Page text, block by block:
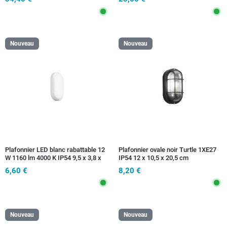
réfléchissant en polycarbonate
Nouveau
Plafonnier LED blanc rabattable 12
W 1160 lm 4000 K IP54 9,5 x 3,8 x
6,60 €
Nouveau
Plafonnier ovale noir Turtle 1XE27
IP54 12 x 10,5 x 20,5 cm
8,20 €
Nouveau Nouveau